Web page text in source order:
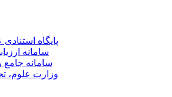
پایگاه
سامانه
سامانه
وزارت علوم،